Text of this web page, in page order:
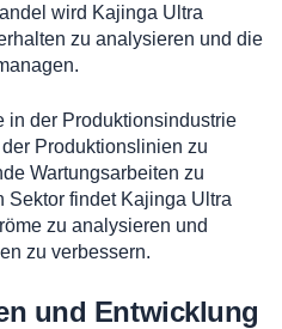
wird Kajinga Ultra
zu analysieren und die
in der Produktionsindustrie
Produktionslinien zu
Wartungsarbeiten zu
Sektor findet Kajinga Ultra
zu analysieren und
zu verbessern.
und Entwicklung